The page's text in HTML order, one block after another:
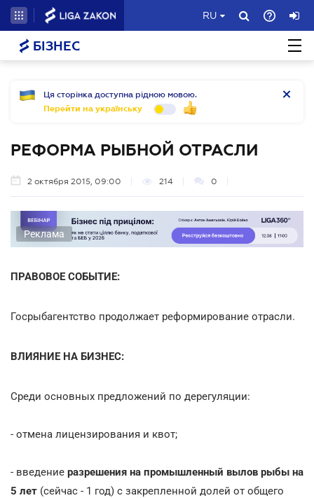
RU
БІЗНЕС
Ця сторінка доступна рідною мовою.
Перейти на українську
РЕФОРМА РЫБНОЙ ОТРАСЛИ
2 октября 2015, 09:00 214 0
Реклама
ПРАВОВОЕ СОБЫТИЕ:
Госрыбагентство продолжает реформирование отрасли.
ВЛИЯНИЕ НА БИЗНЕС:
Среди основных предложений по дерегуляции:
- отмена лицензирования и квот;
- введение разрешения на промышленный вылов рыбы на
5 лет (сейчас - 1 год) с закрепленной долей от общего